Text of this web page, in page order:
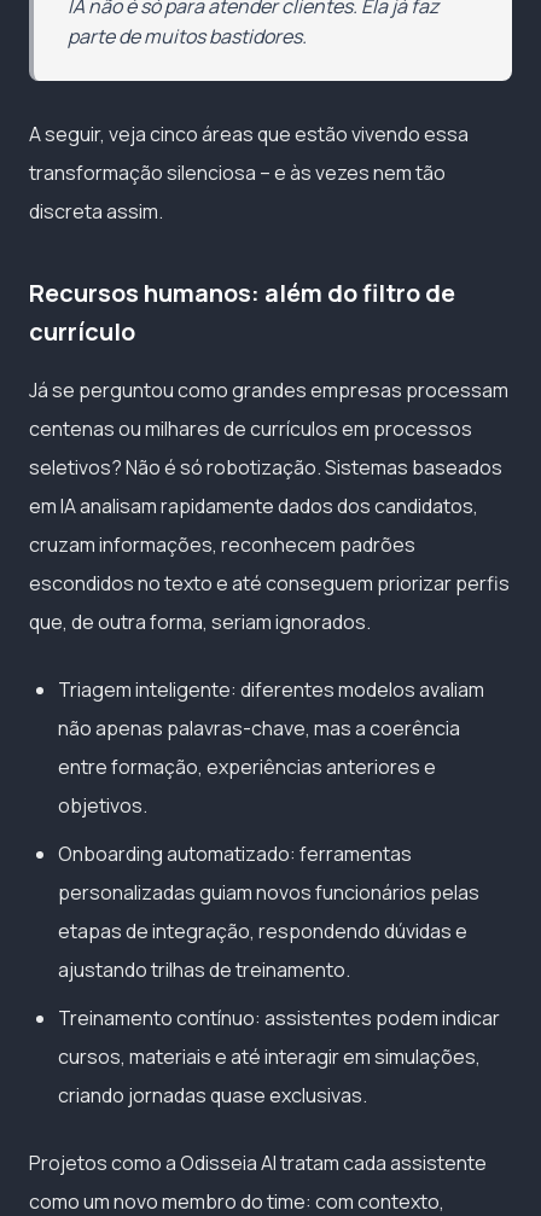
IA não é só para atender clientes. Ela já faz
parte de muitos bastidores.
A seguir, veja cinco áreas que estão vivendo essa
transformação silenciosa – e às vezes nem tão
discreta assim.
Recursos humanos: além do filtro de
currículo
Já se perguntou como grandes empresas processam
centenas ou milhares de currículos em processos
seletivos? Não é só robotização. Sistemas baseados
em IA analisam rapidamente dados dos candidatos,
cruzam informações, reconhecem padrões
escondidos no texto e até conseguem priorizar perfis
que, de outra forma, seriam ignorados.
Triagem inteligente: diferentes modelos avaliam
não apenas palavras-chave, mas a coerência
entre formação, experiências anteriores e
objetivos.
Onboarding automatizado: ferramentas
personalizadas guiam novos funcionários pelas
etapas de integração, respondendo dúvidas e
ajustando trilhas de treinamento.
Treinamento contínuo: assistentes podem indicar
cursos, materiais e até interagir em simulações,
criando jornadas quase exclusivas.
Projetos como a Odisseia AI tratam cada assistente
como um novo membro do time: com contexto,